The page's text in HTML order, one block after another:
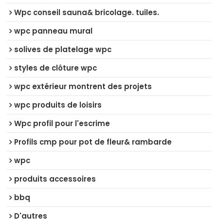
Wpc conseil sauna& bricolage. tuiles.
wpc panneau mural
solives de platelage wpc
styles de clôture wpc
wpc extérieur montrent des projets
wpc produits de loisirs
Wpc profil pour l'escrime
Profils cmp pour pot de fleur& rambarde
wpc
produits accessoires
bbq
D'autres